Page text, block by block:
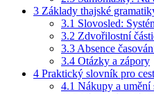
3 Základy thajské
3.1 Slovosled:
3.2 Zdvořilostní
3.3 Absence
3.4 Otázky a zápory
4 Praktický slovník pro
4.1 Nákupy a umění